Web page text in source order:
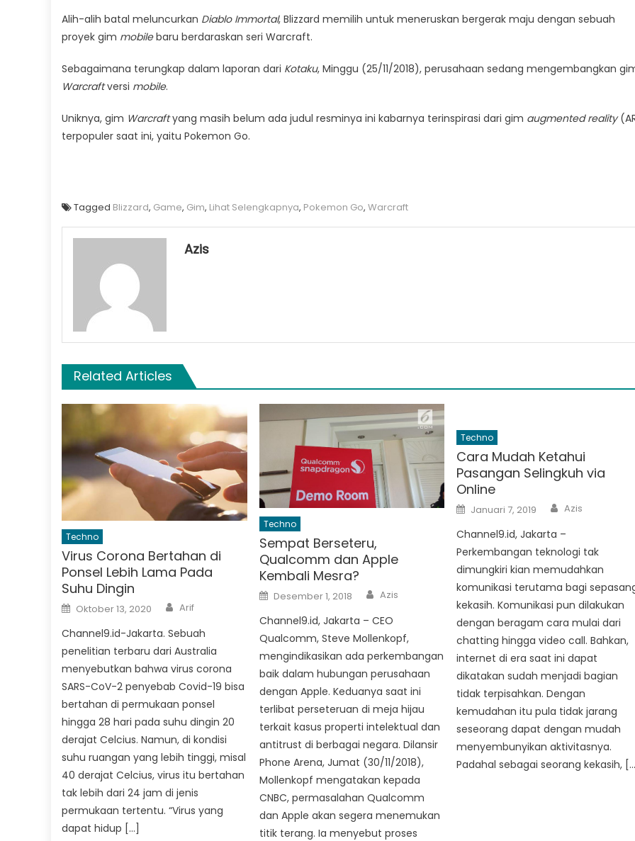
Alih-alih batal meluncurkan Diablo Immortal, Blizzard memilih untuk meneruskan bergerak maju dengan sebuah
proyek gim mobilebaru berdaraskan seri Warcraft.
Sebagaimana terungkap dalam laporan dari Kotaku, Minggu (25/11/2018), perusahaan sedang mengembangkan
Warcraftversi mobile.
Uniknya, gim Warcraftyang masih belum ada judul resminya ini kabarnya terinspirasi dari gim augmented reality
terpopuler saat ini, yaitu Pokemon Go.
Tagged Blizzard, Game, Gim, Lihat Selengkapnya, Pokemon Go, Warcraft
Azis
Related Articles
Techno
Virus Corona Bertahan di
Ponsel Lebih Lama Pada
Suhu Dingin
Posted
on
Oktober 13, 2020 Author
Arif
Channel9.id-Jakarta. Sebuah
penelitian terbaru dari Australia
menyebutkan bahwa virus corona
SARS-CoV-2 penyebab Covid-19 bisa
bertahan di permukaan ponsel
hingga 28 hari pada suhu dingin 20
derajat Celcius. Namun, di kondisi
suhu ruangan yang lebih tinggi, misal
40 derajat Celcius, virus itu bertahan
tak lebih dari 24 jam di jenis
permukaan tertentu. “Virus yang
dapat hidup […]
Techno
Sempat Berseteru,
Qualcomm dan Apple
Kembali Mesra?
Posted
on
Desember 1, 2018 Author
Azis
Channel9.id, Jakarta – CEO
Qualcomm, Steve Mollenkopf,
mengindikasikan ada perkembangan
baik dalam hubungan perusahaan
dengan Apple. Keduanya saat ini
terlibat perseteruan di meja hijau
terkait kasus properti intelektual dan
antitrust di berbagai negara. Dilansir
Phone Arena, Jumat (30/11/2018),
Mollenkopf mengatakan kepada
CNBC, permasalahan Qualcomm
dan Apple akan segera menemukan
titik terang. Ia menyebut proses
Techno
Cara Mudah Ketahui
Pasangan Selingkuh via
Online
Posted
on
Januari 7, 2019 Author
Azis
Channel9.id, Jakarta –
Perkembangan teknologi tak
dimungkiri kian memudahkan
komunikasi terutama bagi
kekasih. Komunikasi pun dilakukan
dengan beragam cara mulai dari
chatting hingga video call. Bahkan,
internet di era saat ini dapat
dikatakan sudah menjadi bagian
tidak terpisahkan. Dengan
kemudahan itu pula tidak jarang
seseorang dapat dengan mudah
menyembunyikan aktivitasnya.
Padahal sebagai seorang kekasih,